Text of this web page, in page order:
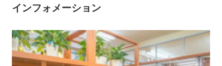
インフォメーション